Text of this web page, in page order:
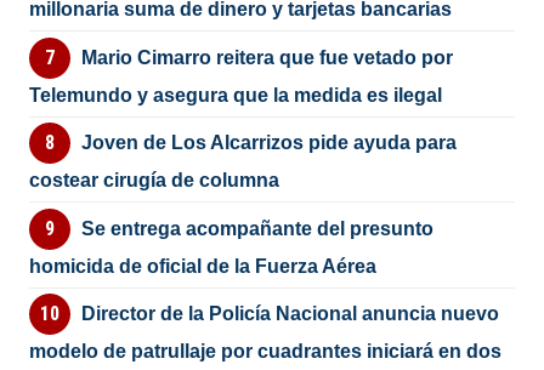
millonaria suma de dinero y tarjetas bancarias
Mario Cimarro reitera que fue vetado por
Telemundo y asegura que la medida es ilegal
Joven de Los Alcarrizos pide ayuda para
costear cirugía de columna
Se entrega acompañante del presunto
homicida de oficial de la Fuerza Aérea
Director de la Policía Nacional anuncia nuevo
modelo de patrullaje por cuadrantes iniciará en dos